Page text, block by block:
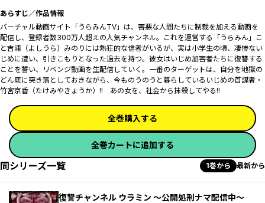
あらすじ／作品情報
バーチャル動画サイト「うらみんTV」は、害悪な人間たちに制裁を加える動画を
配信し、登録者数300万人超えの人気チャンネル。これを運営する「うらみん」こ
と吉浦（よしうら）みのりには熱狂的な信者がいるが、実は小学生の頃、凄惨ない
じめに遭い、引きこもりとなった過去を持つ。彼女はいじめ加害者たちに復讐する
ことを誓い、リベンジ動画を生配信していく。一番のターゲットは、自分を地獄の
どん底に突き落としておきながら、今ものうのうと暮らしているいじめの首謀者・
竹宮京香（たけみやきょうか）!! あの女を、社会から抹殺してやる――!!
全巻購入する
全巻カートに追加する
同シリーズ一覧 1巻から 最新から
復讐チャンネル ウラミン ～公開処刑ナマ配信中～